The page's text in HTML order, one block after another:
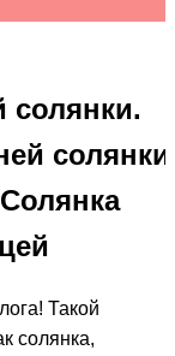
солянки.
солянки
Такой
солянка,